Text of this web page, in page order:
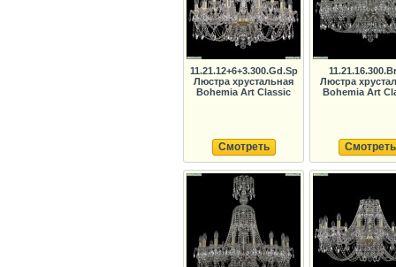
11.21.12+6+3.300.Gd.Sp
Люстра хрустальная
Bohemia Art Classic
Смотреть
Люстра
Bohemia Art
Смотреть